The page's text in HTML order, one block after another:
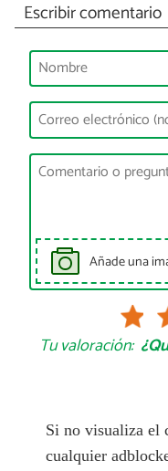
Escribir comentario
Añade una
Tu valoración:
Si no visualiza el
cualquier